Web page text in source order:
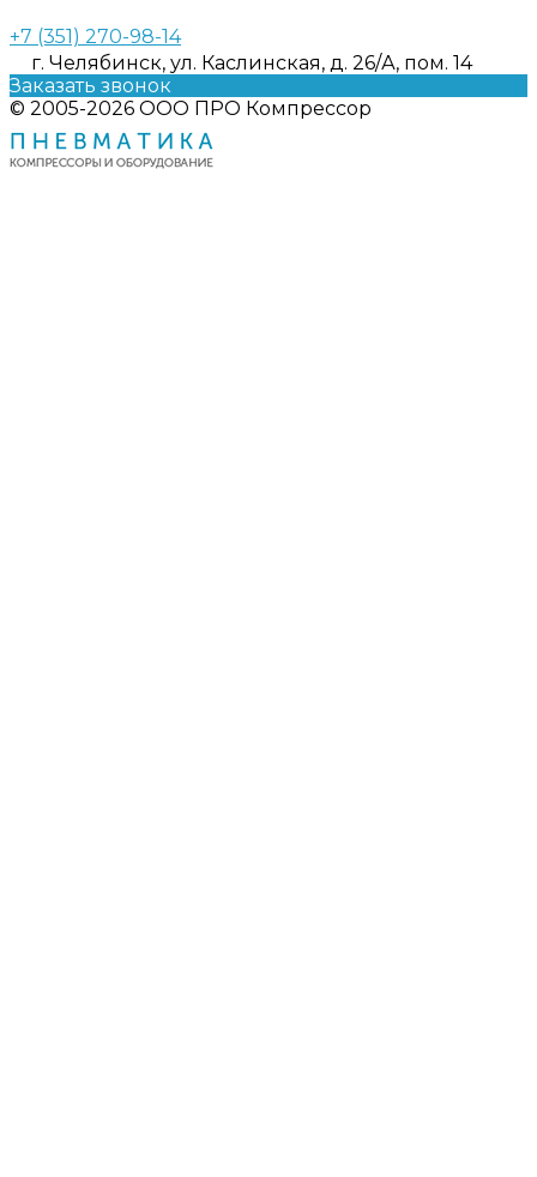
+7 (351) 270-98-14
г. Челябинск, ул. Каслинская, д. 26/А, пом. 14
Заказать звонок
© 2005-2026 ООО ПРО Компрессор